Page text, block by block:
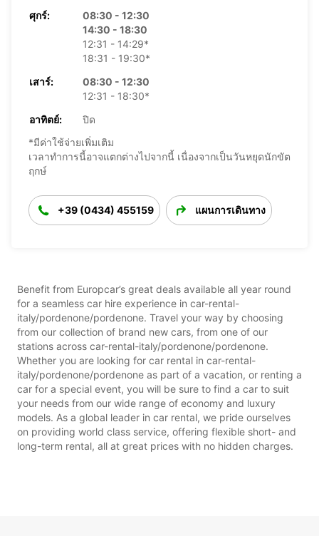
ศุกร์:
08:30 - 12:30
14:30 - 18:30
12:31 - 14:29*
18:31 - 19:30*
เสาร์:
08:30 - 12:30
12:31 - 18:30*
อาทิตย์:
ปิด
*มีค่าใช้จ่ายเพิ่มเติม
เวลาทำการนี้อาจแตกต่างไปจากนี้ เนื่องจากเป็นวันหยุดนักขัต
ฤกษ์
+39 (0434) 455159 แผนการเดินทาง
Benefit from Europcar’s great deals available all year round
for a seamless car hire experience in car-rental-
italy/pordenone/pordenone. Travel your way by choosing
from our collection of brand new cars, from one of our
stations across car-rental-italy/pordenone/pordenone.
Whether you are looking for car rental in car-rental-
italy/pordenone/pordenone as part of a vacation, or renting a
car for a special event, you will be sure to find a car to suit
your needs from our wide range of economy and luxury
models. As a global leader in car rental, we pride ourselves
on providing world class service, offering flexible short- and
long-term rental, all at great prices with no hidden charges.